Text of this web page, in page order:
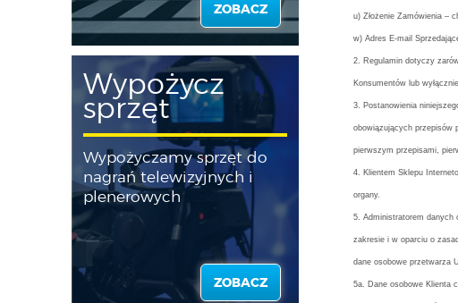
ZOBACZ
Wypożycz
sprzęt
Wypożyczamy sprzęt do
nagrań telewizyjnych i
plenerowych
ZOBACZ
u) Złożenie Zamówienia –
w) Adres E-mail
2. Regulamin dotyczy
Konsumentów lub
3. Postanowienia
obowiązujących przepisów
pierwszym przepisami,
4. Klientem Sklepu
organy.
5. Administratorem danych
zakresie i w oparciu o
dane osobowe przetwarza
5a. Dane osobowe Klienta